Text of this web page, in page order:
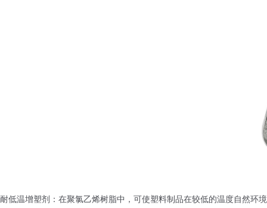
耐低温增塑剂：在聚氯乙烯树脂中，可使塑料制品在较低的温度自然环